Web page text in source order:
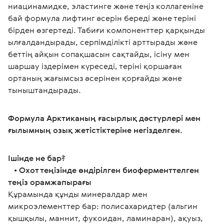
ниацинамидке, эластинге және теңіз коллагеніне
бай формула лифтинг әсерін береді және теріні
бірден өзгертеді. Табиғи компоненттер қарқынды
ылғалдандырады, серпімділікті арттырады және
беттің айқын сопақшасын сақтайды, ісіну мен
шаршау іздерімен күреседі, теріні қоршаған
ортаның жағымсыз әсерінен қорғайды және
тыныштандырады.
Формула Арктиканың ғасырлық дәстүрлері мен
ғылымның озық жетістіктеріне негізделген.
Ішінде не бар?
• Охот теңізінде өндірілген биоферменттелген
теңіз орамжапырағы
Құрамында құнды минералдар мен
микроэлементтер бар: полисахаридтер (альгин
қышқылы, маннит, фукоидан, ламинаран), ақуыз,